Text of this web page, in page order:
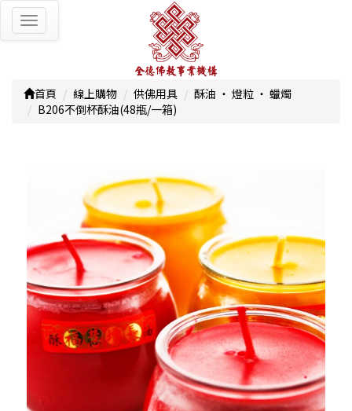
Toggle
navigation
首頁 線上購物 供佛用具
酥油 ‧ 燈粒 ‧ 蠟燭
B206不倒杯酥油(48瓶/一箱)